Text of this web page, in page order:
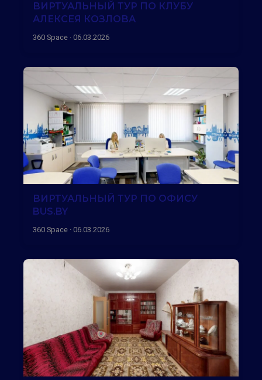
ВИРТУАЛЬНЫЙ ТУР ПО КЛУБУ
АЛЕКСЕЯ КОЗЛОВА
360 Space · 06.03.2026
ВИРТУАЛЬНЫЙ ТУР ПО ОФИСУ
BUS.BY
360 Space · 06.03.2026